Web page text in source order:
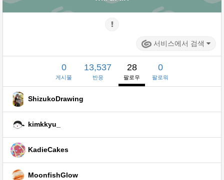
서비스에서 검색
0
게시물
13,537
반응
28
팔로우
0
팔로워
ShizukoDrawing
kimkkyu_
KadieCakes
MoonfishGlow